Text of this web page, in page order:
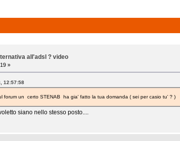
all'adsl ? video
»
12:57:58
un certo STENAB ha gia' fatto la tua domanda ( sei per casio tu' ? )
siano nello stesso posto....